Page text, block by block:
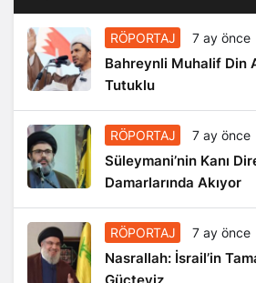
RÖPORTAJ 7 ay önce
Bahreynli Muhalif Din
Tutuklu
RÖPORTAJ 7 ay önce
Süleymani’nin Kanı
Damarlarında Akıyor
RÖPORTAJ 7 ay önce
Nasrallah: İsrail’in
Güçteyiz